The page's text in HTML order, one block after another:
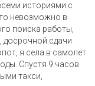
историями с
невозможно в
поиска работы,
досрочной сдачи
я села в самолет
Спустя 9 часов
такси,